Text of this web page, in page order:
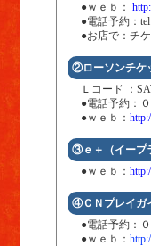
●ｗｅｂ：
●電話予約：
●お店で：チ
②ローソンチケ
Ｌコード ：
●電話予約：
●ｗｅｂ：
③ｅ＋（イープ
●ｗｅｂ：
④ＣＮプレイガ
●電話予約：
●ｗｅｂ：